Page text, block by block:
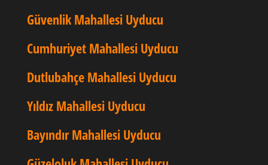
Güvenlik Mahallesi Uyducu
Cumhuriyet Mahallesi Uyducu
Dutlubahçe Mahallesi Uyducu
Yıldız Mahallesi Uyducu
Bayındır Mahallesi Uyducu